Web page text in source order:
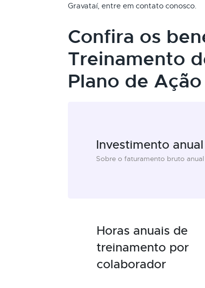
Gravataí, entre em contato conosco.
Confira os
Treinamento
Plano de Ação
Investimento
Sobre o faturamento bruto
Horas anuais de
treinamento por
colaborador